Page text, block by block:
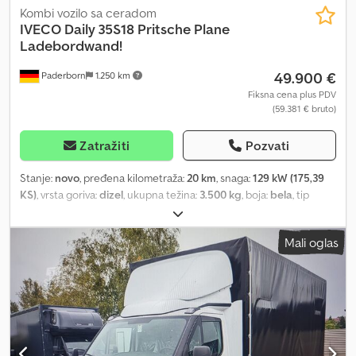
Paderborn 1.250 km
Kombi vozilo sa ceradom
IVECO Daily 35S18 Pritsche Plane
Ladebordwand!
49.900 €
Fiksna cena plus PDV
(59.381 € bruto)
Zatražiti Pozvati
Stanje: novo, pređena kilometraža:20 km, snaga:129 kW (175,39
KS), vrsta goriva:dizel, ukupna težina: 3.500 kg, boja: bela, tip
, emisioni razred:
tovarnog prostora:4.200 mm, širina utovarnog prostora:2.200
, visina tovarnog prostora:2.300 mm, Oprema:ABS, centralno
zaključavanje, elektronski program stabilnosti (ESP), filter za
čađ, hidraulični zadnji podizač, klima uređaj
, * Novo vozilo
uključujući fabričku garanciju * 3.0 HDI 175KS * EURO6 (zelena
ekološka nalepnica) * Prednja svetla za maglu * Dnevna LED
svetla * LED farovi * Tempomat * Kožni multifunkcionalni volan *
Aktivno sedište sa KG podešavanjem * ABS, ASR, AFU * DAB MP3
Mali oglas